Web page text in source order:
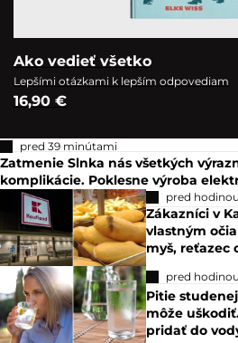
Ako vedieť všetko
Lepšími otázkami k lepším odpovediam
16,90 €
pred 39 minútami
Zatmenie Slnka nás všetkých
komplikácie. Poklesne výroba
pred hodinou
Zákazníci v
vlastným
myš, reťazec
pred hodinou
Pitie
môže
pridať do